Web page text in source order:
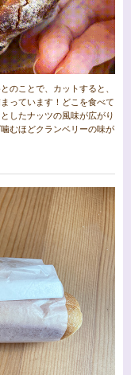
のことで、カットすると、
っています！どこを食べて
したナッツの風味が広がり
むほどクランベリーの味が